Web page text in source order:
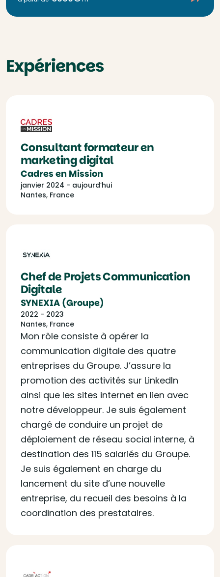
Expériences
Consultant formateur en
marketing digital
Cadres en Mission
janvier 2024 - aujourd’hui
Nantes, France
Chef de Projets Communication
Digitale
SYNEXIA (Groupe)
2022 - 2023
Nantes, France
Mon rôle consiste à opérer la
communication digitale des quatre
entreprises du Groupe. J’assure la
promotion des activités sur LinkedIn
ainsi que les sites internet en lien avec
notre développeur. Je suis également
chargé de conduire un projet de
déploiement de réseau social interne, à
destination des 115 salariés du Groupe.
Je suis également en charge du
lancement du site d’une nouvelle
entreprise, du recueil des besoins à la
coordination des prestataires.